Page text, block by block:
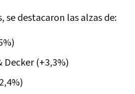
se destacaron las alzas de:
Decker (+3,3%)